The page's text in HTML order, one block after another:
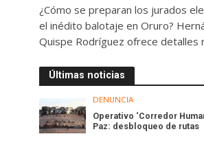
¿Cómo se preparan los jurados
el inédito balotaje en Oruro?
Quispe Rodríguez ofrece detalles
Últimas noticias
DENUNCIA
Operativo ‘Corredor
Paz: desbloqueo de rutas